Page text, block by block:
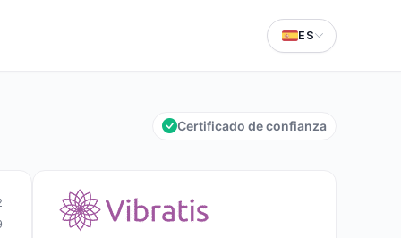
ES
Certificado de confianza